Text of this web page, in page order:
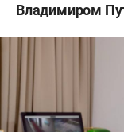
Владимиром